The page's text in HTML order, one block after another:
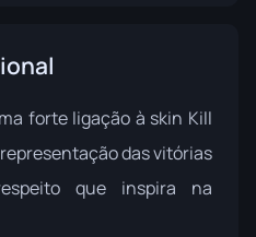
forte ligação à skin Kill
das vitórias
que inspira na